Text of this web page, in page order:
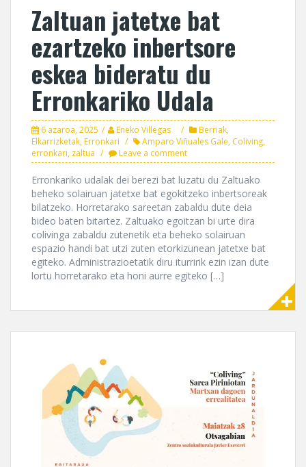
Zaltuan jatetxe bat
ezartzeko inbertsore
eskea bideratu du
Erronkariko Udala
6 azaroa, 2025 Eneko Villegas Berriak,
Elkarrizketak,Erronkari Amparo Viñuales Gale, Coliving,
erronkari, zaltua Leave a comment
Erronkariko udalak dei berezi bat luzatu du Zaltuako
beheko solairuan jatetxe bat egokitzeko inbertsoreak
bilatzeko. Horretarako sareetan zabaldu dute deia
bideo baten bitartez. Zaltuako egoitzan bi urte dira
colivinga zabaldu zutenetik eta beheko solairuan
espazio handi bat utzi zuten etorkizunean jatetxe bat
egiteko. Administrazioetatik diru iturririk ezin izan dute
lortu horretarako eta honi aurre egiteko […]